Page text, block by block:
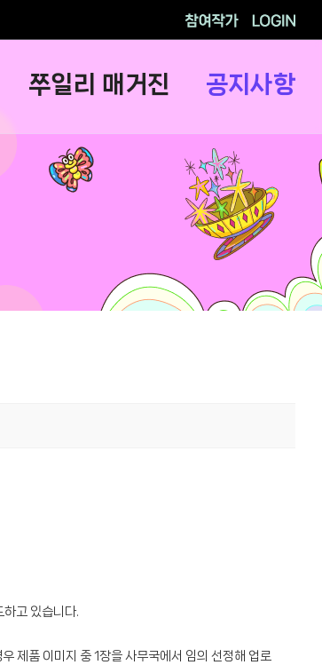
참여작가
쭈일리 매거진 공지사항
고 있습니다.
제품 이미지 중 1장을 사무국에서 임의 선정해 업로